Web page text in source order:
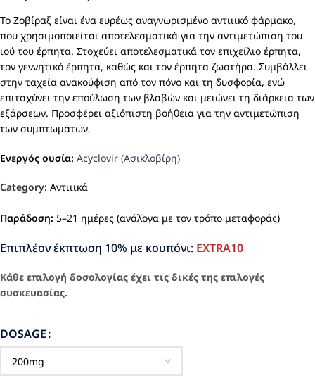
Το Ζοβίραξ είναι ένα ευρέως αναγνωρισμένο αντιιικό φάρμακο,
που χρησιμοποιείται αποτελεσματικά για την αντιμετώπιση του
ιού του έρπητα. Στοχεύει αποτελεσματικά τον επιχείλιο έρπητα,
τον γεννητικό έρπητα, καθώς και τον έρπητα ζωστήρα. Συμβάλλει
στην ταχεία ανακούφιση από τον πόνο και τη δυσφορία, ενώ
επιταχύνει την επούλωση των βλαβών και μειώνει τη διάρκεια των
εξάρσεων. Προσφέρει αξιόπιστη βοήθεια για την αντιμετώπιση
των συμπτωμάτων.
Ενεργός ουσία: Acyclovir (Ασικλοβίρη)
Category: Αντιιικά
Παράδοση: 5–21 ημέρες (ανάλογα με τον τρόπο μεταφοράς)
Επιπλέον έκπτωση 10% με κουπόνι: EXTRA10
Κάθε επιλογή δοσολογίας έχει τις δικές της επιλογές
συσκευασίας.
DOSAGE